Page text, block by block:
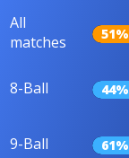
All
matches
51%
8-Ball 44%
9-Ball 61%